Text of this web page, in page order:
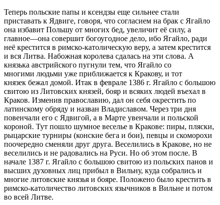
Теперь польские папы и ксендзы еще сильнее стали
приставать к Ядвиге, говоря, что согласием на брак с Ягайло
она избавит Польшу от многих бед, увеличит её силу, а
главное—она совершит богоугодное дело, ибо Ягайло, ради
неё крестится в римско-католическую веру, а затем крестится
и вся Литва. Набожная королева сдалась на эти слова. А
князька австрийского пугнули тем, что Ягайло со
многими людьми уже приближается к Кракову, и тот
князек бежал домой. Итак в феврале 1386 г. Ягайло с большою
свитою из Литовских князей, бояр и всяких людей въехал в
Краков. Изменив православию, дал он себя окрестить по
латинскому обряду и назван Владиславом. Через три дня
повенчали его с Ядвигой, а в Марте увенчали и польской
короной. Тут пошло шумное веселье в Кракове: пиры, пляски,
рыцарские турниры (конские бега и бои), певцы и скоморохи
поочередно сменяли друг друга. Веселились в Кракове, но не
веселились и не радовались на Руси. Но об этом после. В
начале 1387 г. Ягайло с большою свитою из польских панов и
высших духовных лиц прибыл в Вильну, куда собрались и
многие литовские князья и бояре. Положено было крестить в
римско-католичество литовских язычников в Вильне и потом
во всей Литве.